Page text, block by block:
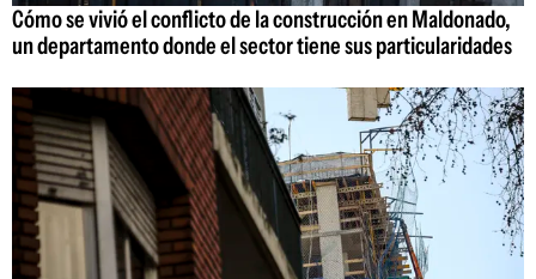
Cómo se vivió el conflicto de la construcción en Maldonado,
un departamento donde el sector tiene sus particularidades